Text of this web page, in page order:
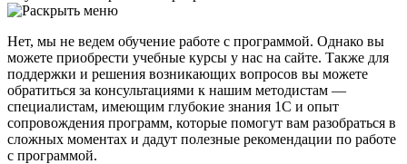
Нет, мы не ведем обучение работе с программой. Однако вы
можете приобрести учебные курсы у нас на сайте. Также для
поддержки и решения возникающих вопросов вы можете
обратиться за консультациями к нашим методистам —
специалистам, имеющим глубокие знания 1С и опыт
сопровождения программ, которые помогут вам разобраться в
сложных моментах и ​​дадут полезные рекомендации по работе
с программой.